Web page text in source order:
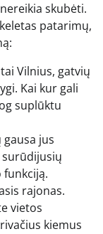
skubėti.
patarimų,
Vilnius, gatvių
Kai kur gali
suplūktu
gausa jus
funkciją.
rajonas.
vietos
kiemus